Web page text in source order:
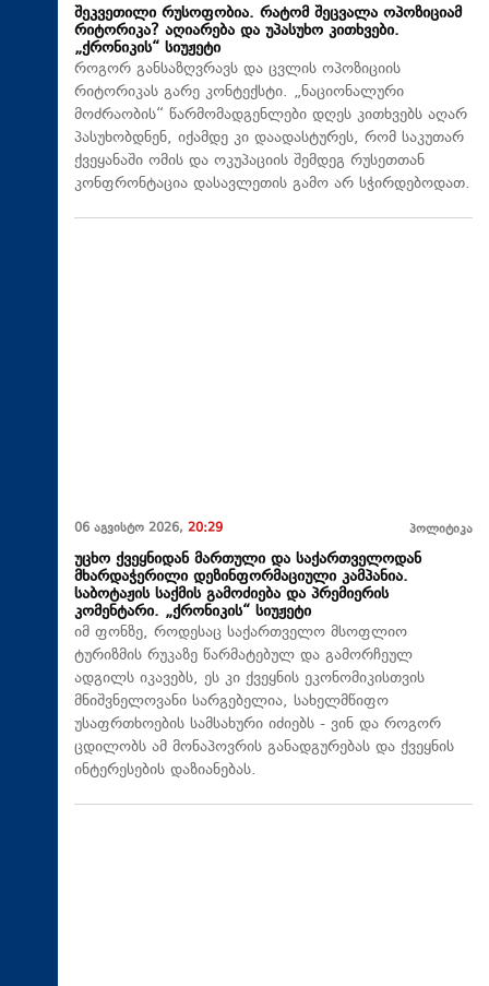
შეკვეთილი რუსოფობია. რატომ შეცვალა ოპოზიციამ
რიტორიკა? აღიარება და უპასუხო კითხვები.
„ქრონიკის“ სიუჟეტი
როგორ განსაზღვრავს და ცვლის ოპოზიციის
რიტორიკას გარე კონტექსტი. „ნაციონალური
მოძრაობის“ წარმომადგენლები დღეს კითხვებს აღარ
პასუხობდნენ, იქამდე კი დაადასტურეს, რომ საკუთარ
ქვეყანაში ომის და ოკუპაციის შემდეგ რუსეთთან
კონფრონტაცია დასავლეთის გამო არ სჭირდებოდათ.
06 აგვისტო 2026, 20:29 პოლიტიკა
უცხო ქვეყნიდან მართული და საქართველოდან
მხარდაჭერილი დეზინფორმაციული კამპანია.
საბოტაჟის საქმის გამოძიება და პრემიერის
კომენტარი. „ქრონიკის“ სიუჟეტი
იმ ფონზე, როდესაც საქართველო მსოფლიო
ტურიზმის რუკაზე წარმატებულ და გამორჩეულ
ადგილს იკავებს, ეს კი ქვეყნის ეკონომიკისთვის
მნიშვნელოვანი სარგებელია, სახელმწიფო
უსაფრთხოების სამსახური იძიებს - ვინ და როგორ
ცდილობს ამ მონაპოვრის განადგურებას და ქვეყნის
ინტერესების დაზიანებას.